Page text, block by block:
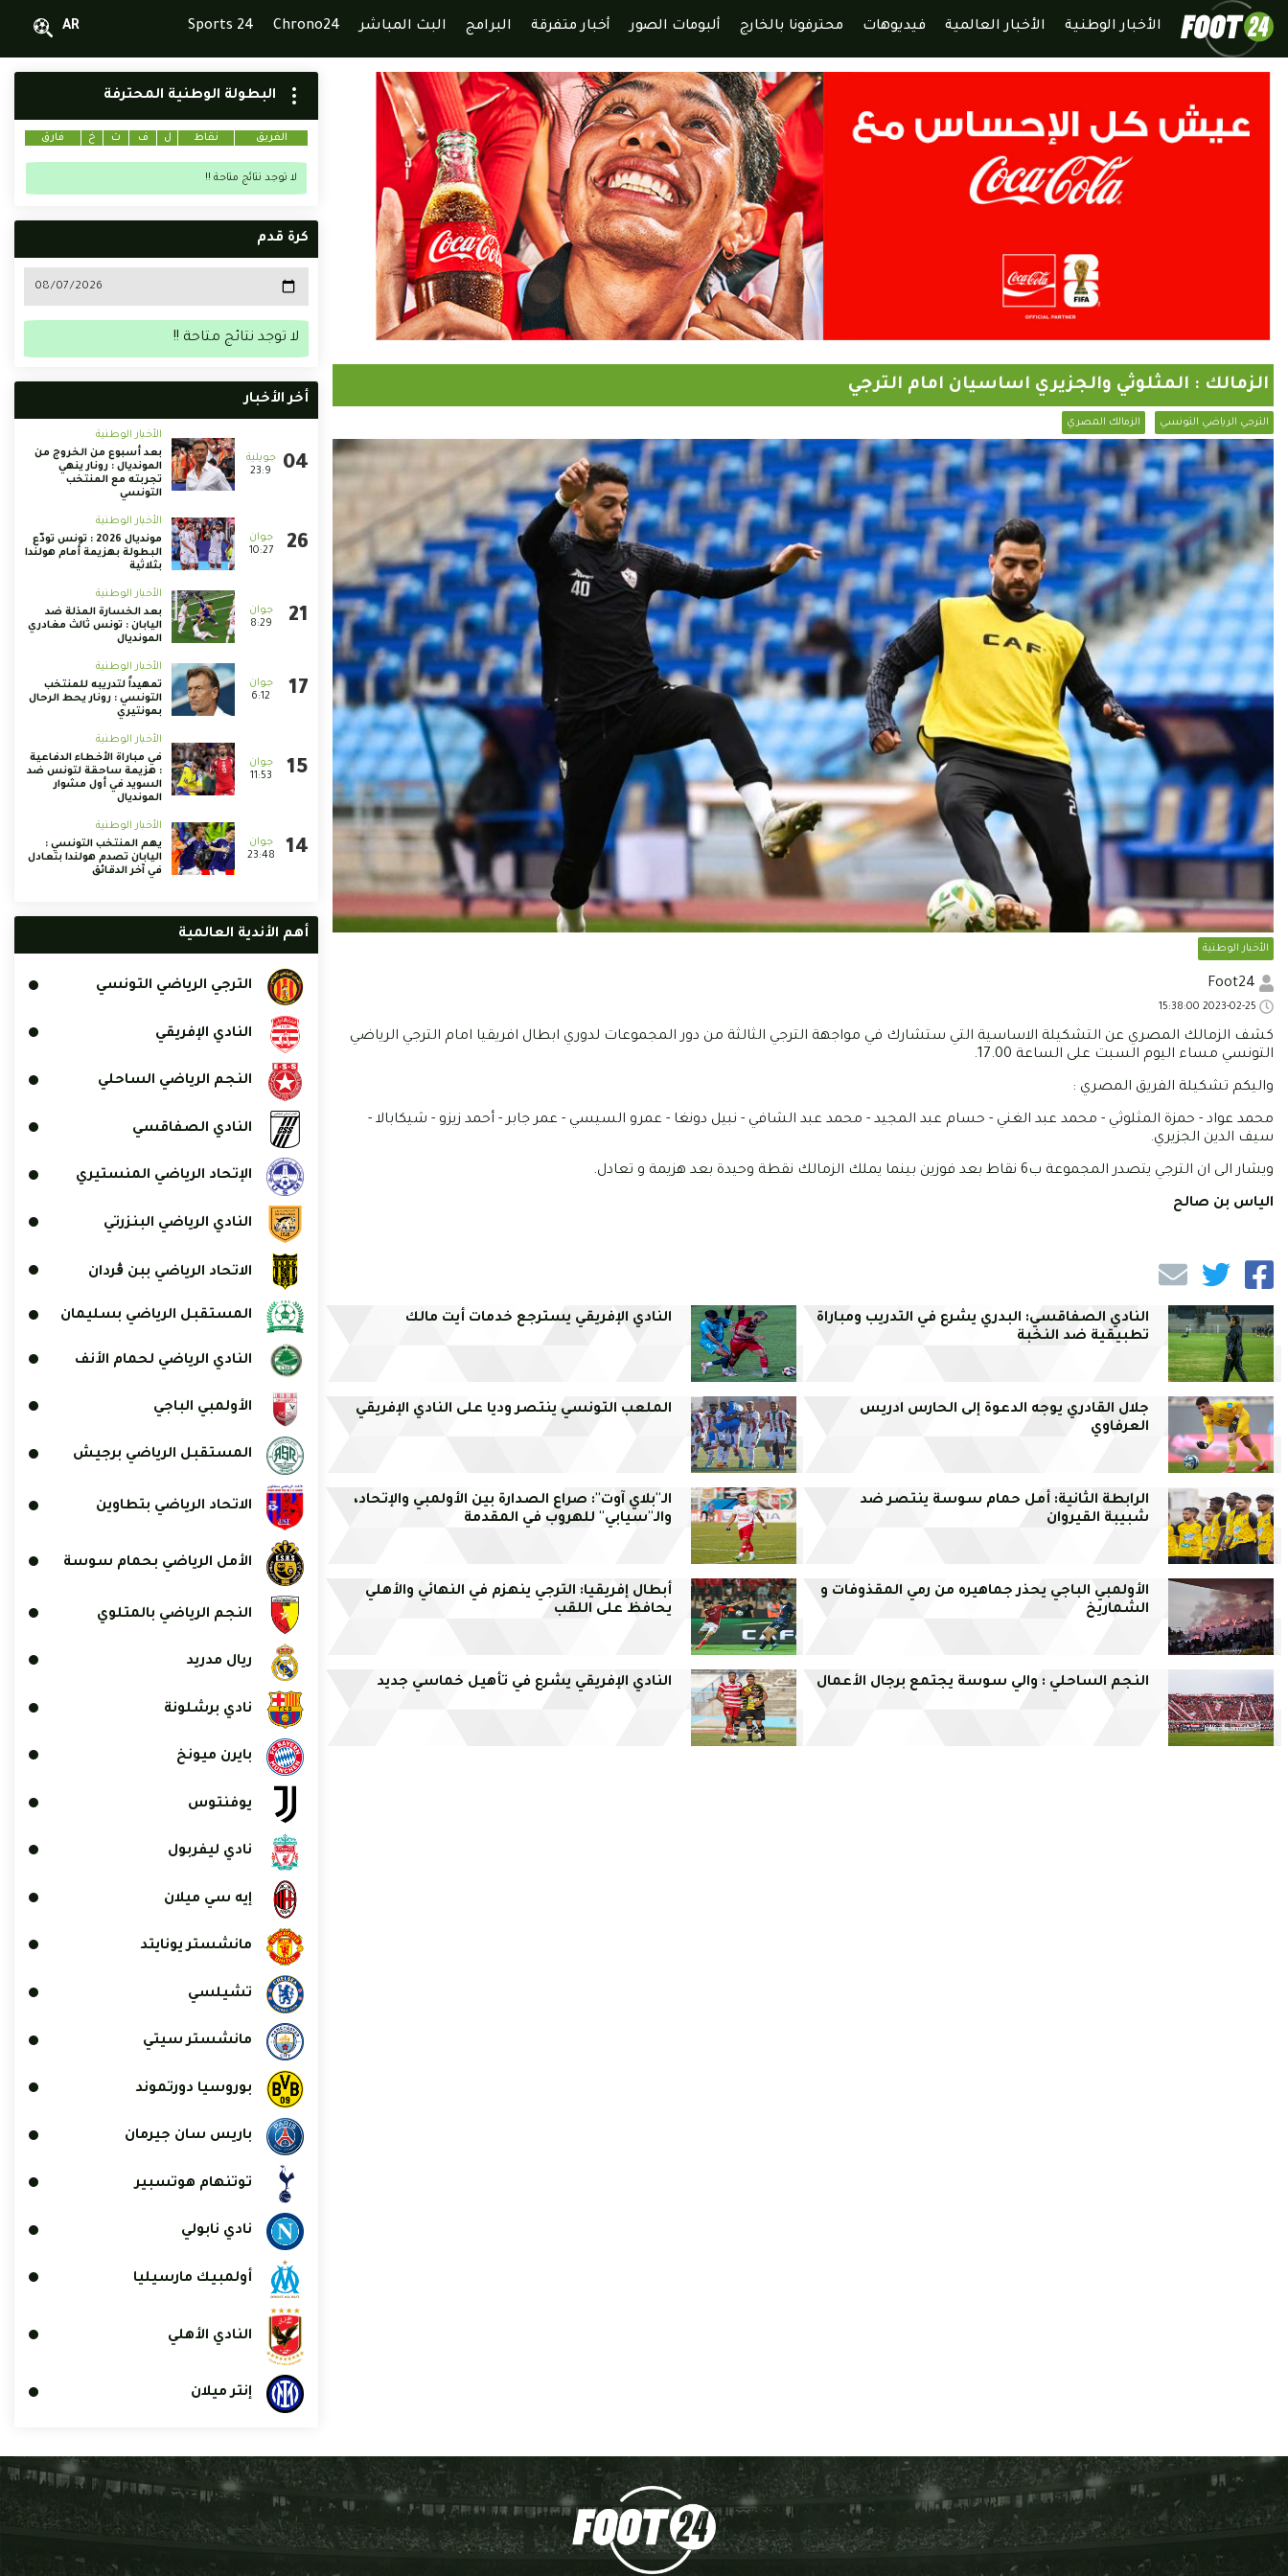
الأخبار الوطنية الأخبار العالمية فيديوهات محترفونا بالخارج ألبومات الصور أخبار متفرقة البرامج البث المباشر Chrono24
Sports 24
AR
الزمالك : المثلوثي والجزيري اساسيان امام الترجي
الترجي الرياضي التونسي الزمالك المصري
الأخبار الوطنية
كشف الزمالك المصري عن التشكيلة الاساسية التي ستشارك في مواجهة الترجي الثالثة من دور المجموعات لدوري ابطال افريقيا امام الترجي الرياضي
التونسي مساء اليوم السبت على الساعة 17.00.
واليكم تشكيلة الفريق المصري :
محمد عواد - حمزة المثلوثي - محمد عبد الغني - حسام عبد المجيد - محمد عبد الشافي - نبيل دونغا - عمرو السيسي - عمر جابر - أحمد زيزو - شيكابالا -
سيف الدين الجزيري.
ويشار الى ان الترجي يتصدر المجموعة ب6 نقاط بعد فوزين بينما يملك الزمالك نقطة وحيدة بعد هزيمة و تعادل.
الياس بن صالح
النادي الصفاقسي: البدري يشرع في التدريب ومباراة
تطبيقية ضد النخبة
النادي الإفريقي يسترجع خدمات أيت مالك
جلال القادري يوجه الدعوة إلى الحارس ادريس
العرفاوي
الملعب التونسي ينتصر وديا على النادي الإفريقي
الرابطة الثانية: أمل حمام سوسة ينتصر ضد
شبيبة القيروان
الـ''بلاي آوت'': صراع الصدارة بين الأولمبي والإتحاد،
والـ''سيابي'' للهروب في المقدمة
الأولمبي الباجي يحذر جماهيره من رمي المقذوفات و
الشماريخ
أبطال إفريقيا: الترجي ينهزم في النهائي والأهلي
يحافظ على اللقب
النجم الساحلي : والي سوسة يجتمع برجال الأعمال النادي الإفريقي يشرع في تأهيل خماسي جديد
البطولة الوطنية المحترفة
الفريق نقاط ل ف ت خ فارق
لا توجد نتائج متاحة !!
كرة قدم
لا توجد نتائج متاحة !!
أخر الأخبار
23:9
الأخبار الوطنية
بعد أسبوع من الخروج من
المونديال : رونار ينهي
تجربته مع المنتخب
التونسي
10:27
الأخبار الوطنية
مونديال 2026 : تونس تودّع
البطولة بهزيمة أمام هولندا
بثلاثية
8:29
الأخبار الوطنية
بعد الخسارة المذلة ضد
اليابان : تونس ثالث مغادري
المونديال
6:12
الأخبار الوطنية
تمهيداً لتدريبه للمنتخب
التونسي : رونار يحط الرحال
بمونتيري
11:53
الأخبار الوطنية
في مباراة الأخطاء الدفاعية
: هزيمة ساحقة لتونس ضد
السويد في أول مشوار
المونديال
23:48
الأخبار الوطنية
يهم المنتخب التونسي :
اليابان تصدم هولندا بتعادل
في آخر الدقائق
أهم الأندية العالمية
الترجي الرياضي التونسي
النادي الإفريقي
النجم الرياضي الساحلي
النادي الصفاقسي
الإتحاد الرياضي المنستيري
النادي الرياضي البنزرتي
الاتحاد الرياضي ببن ڨردان
المستقبل الرياضي بسليمان
النادي الرياضي لحمام الأنف
الأولمبي الباجي
المستقبل الرياضي برجيش
الاتحاد الرياضي بتطاوين
الأمل الرياضي بحمام سوسة
النجم الرياضي بالمتلوي
ريال مدريد
نادي برشلونة
بايرن ميونخ
يوفنتوس
نادي ليفربول
إيه سي ميلان
مانشستر يونايتد
تشيلسي
مانشستر سيتي
بوروسيا دورتموند
باريس سان جيرمان
توتنهام هوتسبير
نادي نابولي
أولمبيك مارسيليا
النادي الأهلي
إنتر ميلان